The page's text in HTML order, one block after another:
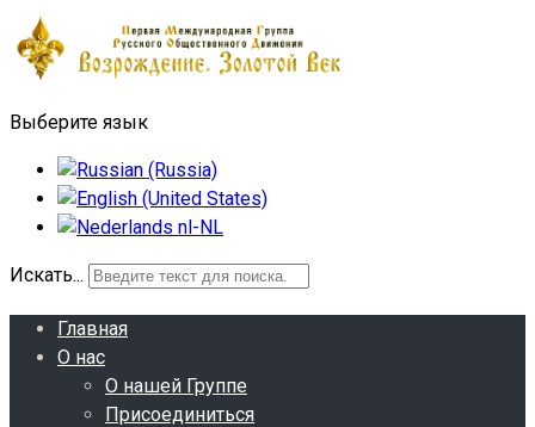
Выберите язык
Искать...
Главная
О нас
О нашей Группе
Присоединиться